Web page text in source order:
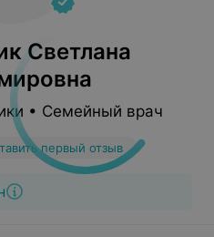
Светлана
• Семейный врач
первый отзыв